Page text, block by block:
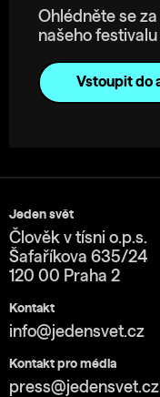
Ohlédněte se
našeho
Vstoupit do
Jeden svět
Člověk v tísni o.p.s.
Šafaříkova 635/24
120 00 Praha 2
Kontakt
info@jedensvet.cz
Kontakt pro média
press@jedensvet.cz